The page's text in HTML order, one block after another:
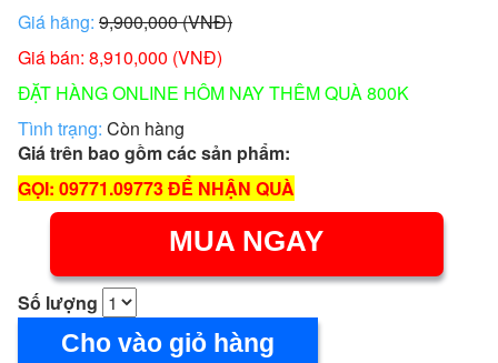
Giá hãng: 9,900,000 (VNĐ)
Giá bán: 8,910,000 (VNĐ)
ĐẶT HÀNG ONLINE HÔM NAY THÊM QUÀ 800K
Tình trạng: Còn hàng
Giá trên bao gồm các sản phẩm:
GỌI: 09771.09773 ĐỂ NHẬN QUÀ
MUA NGAY
Số lượng
Cho vào giỏ hàng